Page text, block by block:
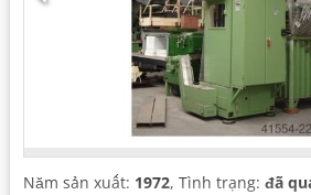
Năm sản xuất: 1972, Tình trạng: đã